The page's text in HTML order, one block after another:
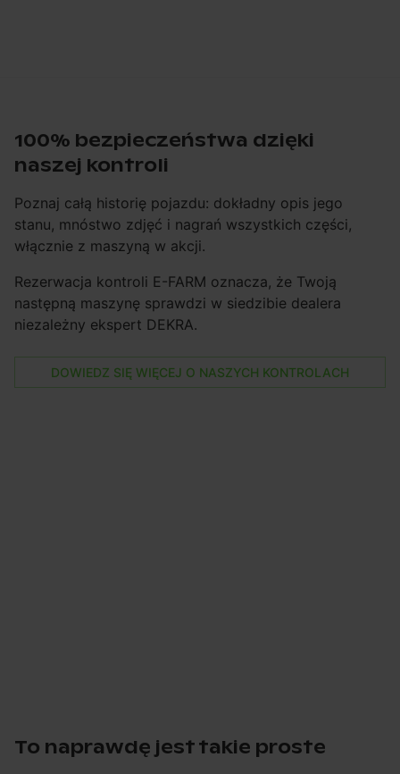
100% bezpieczeństwa dzięki
naszej kontroli
Poznaj całą historię pojazdu: dokładny opis jego
stanu, mnóstwo zdjęć i nagrań wszystkich części,
włącznie z maszyną w akcji.
Rezerwacja kontroli E-FARM oznacza, że Twoją
następną maszynę sprawdzi w siedzibie dealera
niezależny ekspert DEKRA.
DOWIEDZ SIĘ WIĘCEJ O NASZYCH KONTROLACH
To naprawdę jest takie proste